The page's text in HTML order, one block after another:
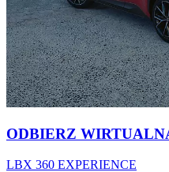
ODBIERZ
LBX 360 EXPERIENCE